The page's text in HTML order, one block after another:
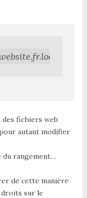
des fichiers web
autant modifier
du rangement…
de cette manière
droits sur le